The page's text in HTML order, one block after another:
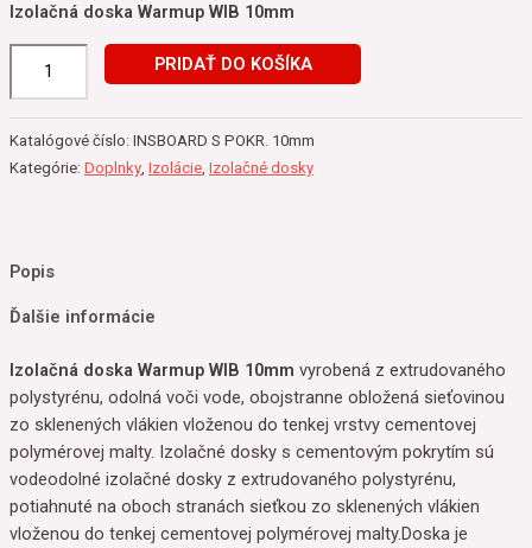
Izolačná doska Warmup WIB 10mm
PRIDAŤ DO KOŠÍKA
Katalógové číslo: INSBOARD S POKR. 10mm
Kategórie: Doplnky Izolácie Izolačné dosky
Popis
Ďalšie informácie
Izolačná doska Warmup WIB 10mm vyrobená z extrudovaného
polystyrénu, odolná voči vode, obojstranne obložená sieťovinou
zo sklenených vlákien vloženou do tenkej vrstvy cementovej
polymérovej malty. Izolačné dosky s cementovým pokrytím sú
vodeodolné izolačné dosky z extrudovaného polystyrénu,
potiahnuté na oboch stranách sieťkou zo sklenených vlákien
vloženou do tenkej cementovej polymérovej malty.Doska je